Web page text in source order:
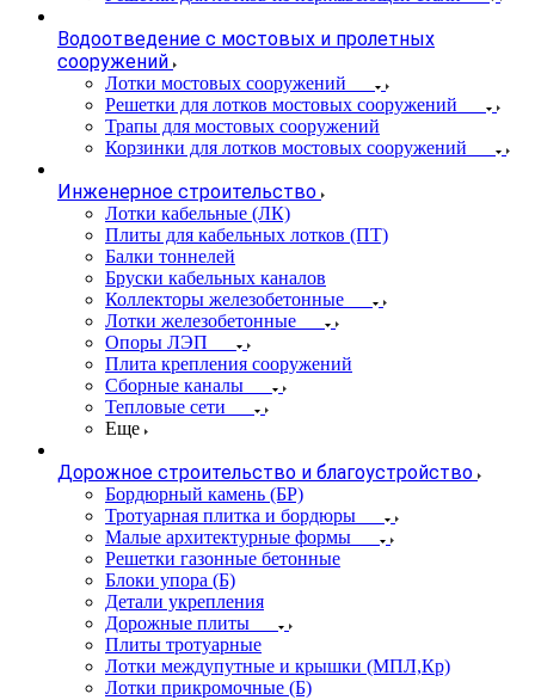
Водоотведение с мостовых и пролетных
сооружений
Лотки мостовых сооружений
Решетки для лотков мостовых сооружений
Трапы для мостовых сооружений
Корзинки для лотков мостовых сооружений
Инженерное строительство
Лотки кабельные (ЛК)
Плиты для кабельных лотков (ПТ)
Балки тоннелей
Бруски кабельных каналов
Коллекторы железобетонные
Лотки железобетонные
Опоры ЛЭП
Плита крепления сооружений
Сборные каналы
Тепловые сети
Еще
Дорожное строительство и благоустройство
Бордюрный камень (БР)
Тротуарная плитка и бордюры
Малые архитектурные формы
Решетки газонные бетонные
Блоки упора (Б)
Детали укрепления
Дорожные плиты
Плиты тротуарные
Лотки междупутные и крышки (МПЛ,Кр)
Лотки прикромочные (Б)